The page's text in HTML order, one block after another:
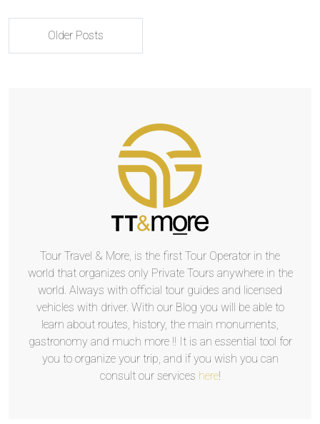
Tour Travel & More, is the first Tour Operator in the
world that organizes only Private Tours anywhere in the
world. Always with official tour guides and licensed
vehicles with driver. With our Blog you will be able to
learn about routes, history, the main monuments,
gastronomy and much more !! It is an essential tool for
you to organize your trip, and if you wish you can
consult our services here!
Older Posts